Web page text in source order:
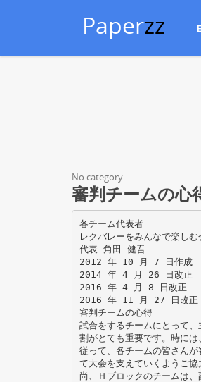
Paperzz
No category
審判チームの心
各チーム代表者
レクバレーをみんなで楽しむ
代表 角田 健吾
2012 年 10 月 7 日作成
2014 年 4 月 26 日改正
2016 年 4 月 8 日改正
2016 年 11 月 27 日改正
審判チームの心得
試合をするチームにとって
割がとても重要です。時には
従って、各チームの皆さん
て大会を支えていくようご協
尚、Ｈブロックのチームは